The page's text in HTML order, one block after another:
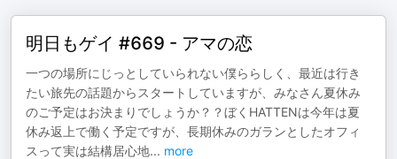
明日もゲイ #669 - アマの恋
一つの場所にじっとしていられない僕ららしく、最近は行き
たい旅先の話題からスタートしていますが、みなさん夏休み
のご予定はお決まりでしょうか？？ぼくHATTENは今年は夏
休み返上で働く予定ですが、長期休みのガランとしたオフィ
スって実は結構居心地... more